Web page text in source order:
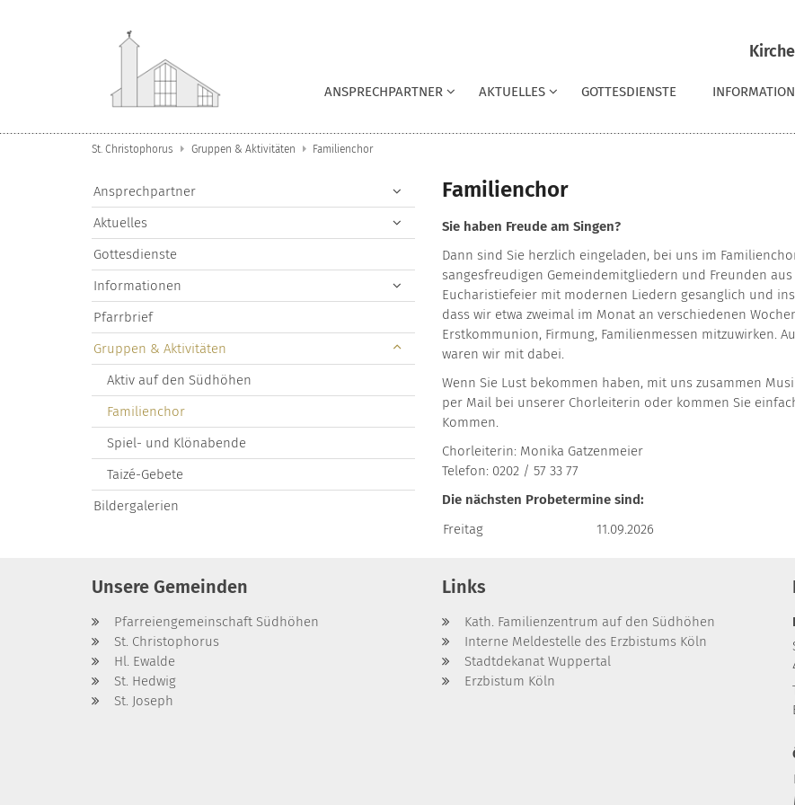
ANSPRECHPARTNER AKTUELLES GOTTESDIENSTE
St. Christophorus Gruppen & Aktivitäten Familienchor
Familienchor
Sie haben Freude am Singen?
Dann sind Sie herzlich eingeladen, bei uns im
sangesfreudigen Gemeindemitgliedern und Freunden
Eucharistiefeier mit modernen Liedern gesanglich und
dass wir etwa zweimal im Monat an verschiedenen
Erstkommunion, Firmung, Familienmessen mitzuwirken.
waren wir mit dabei.
Wenn Sie Lust bekommen haben, mit uns zusammen
per Mail bei unserer Chorleiterin oder kommen Sie
Kommen.
Chorleiterin: Monika Gatzenmeier
Telefon: 0202 / 57 33 77
Die nächsten Probetermine sind:
Freitag
11.09.2026
Ansprechpartner
Aktuelles
Gottesdienste
Informationen
Pfarrbrief
Gruppen & Aktivitäten
Aktiv auf den Südhöhen
Familienchor
Spiel- und Klönabende
Taizé-Gebete
Bildergalerien
Unsere Gemeinden
Pfarreiengemeinschaft Südhöhen
St. Christophorus
Hl. Ewalde
St. Hedwig
St. Joseph
Links
Kath. Familienzentrum auf den Südhöhen
Interne Meldestelle des Erzbistums Köln
Stadtdekanat Wuppertal
Erzbistum Köln